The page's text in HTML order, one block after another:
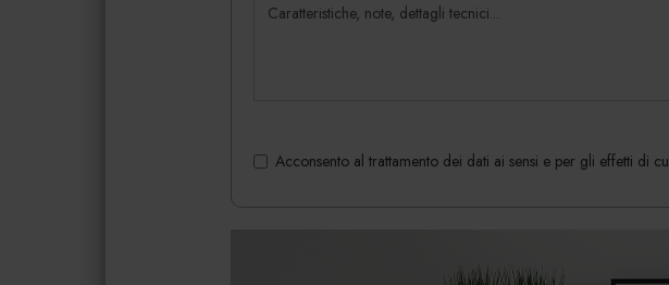
Acconsento al trattamento dei dati ai sensi e per gli effetti di